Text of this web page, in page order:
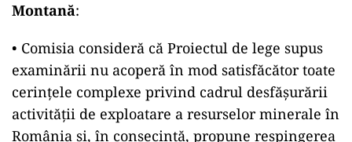
Montană:
• Comisia consideră că Proiectul de lege supus
examinării nu acoperă în mod satisfăcător toate
cerințele complexe privind cadrul desfășurării
activității de exploatare a resurselor minerale în
România și, în consecință, propune respingerea